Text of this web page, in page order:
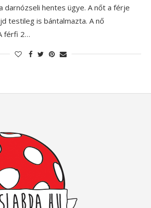
darnózseli hentes ügye. A nőt a férje
testileg is bántalmazta. A nő
férfi 2…